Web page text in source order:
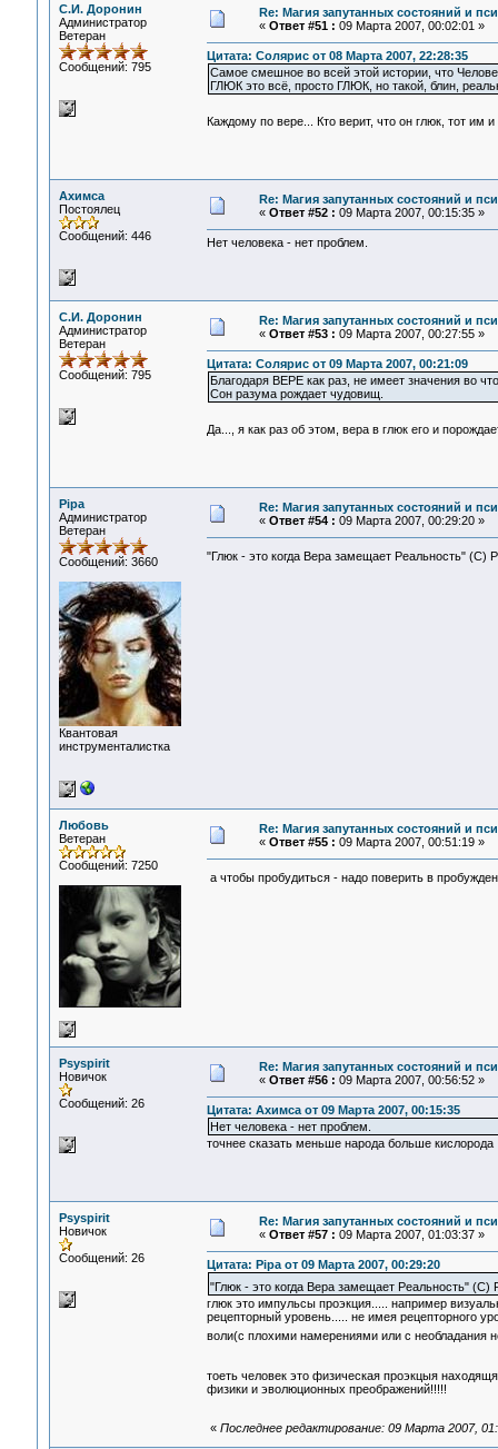
С.И. Доронин
Администратор
Ветеран
Сообщений: 795
Re: Магия запутанных состояний и
« Ответ #51 : 09 Марта 2007, 00:02:01 »
Цитата: Солярис от 08 Марта 2007, 22:28:35
Самое смешное во всей этой истории, что
ГЛЮК это всё, просто ГЛЮК, но такой, блин,
Каждому по вере... Кто верит, что он глюк, тот им
Ахимса
Постоялец
Сообщений: 446
Re: Магия запутанных состояний и
« Ответ #52 : 09 Марта 2007, 00:15:35 »
Нет человека - нет проблем.
С.И. Доронин
Администратор
Ветеран
Сообщений: 795
Re: Магия запутанных состояний и
« Ответ #53 : 09 Марта 2007, 00:27:55 »
Цитата: Солярис от 09 Марта 2007, 00:21:09
Благодаря ВЕРЕ как раз, не имеет значения во
Сон разума рождает чудовищ.
Да..., я как раз об этом, вера в глюк его и
Pipa
Администратор
Ветеран
Сообщений: 3660
Квантовая
инструменталистка
Re: Магия запутанных состояний и
« Ответ #54 : 09 Марта 2007, 00:29:20 »
"Глюк - это когда Вера замещает Реальность" (С)
Любовь
Ветеран
Сообщений: 7250
Re: Магия запутанных состояний и
« Ответ #55 : 09 Марта 2007, 00:51:19 »
а чтобы пробудиться - надо поверить в
Psyspirit
Новичок
Сообщений: 26
Re: Магия запутанных состояний и
« Ответ #56 : 09 Марта 2007, 00:56:52 »
Цитата: Ахимса от 09 Марта 2007, 00:15:35
Нет человека - нет проблем.
точнее сказать меньше народа больше кислорода
Psyspirit
Новичок
Сообщений: 26
Re: Магия запутанных состояний и
« Ответ #57 : 09 Марта 2007, 01:03:37 »
Цитата: Pipa от 09 Марта 2007, 00:29:20
"Глюк - это когда Вера замещает Реальность" (С)
глюк это импульсы проэкция..... например
рецепторный уровень..... не имея рецепторного
воли(с плохими намерениями или с
тоеть человек это физическая проэкцыя
физики и эволюционных преображений!!!!!
« Последнее редактирование: 09 Марта 2007,